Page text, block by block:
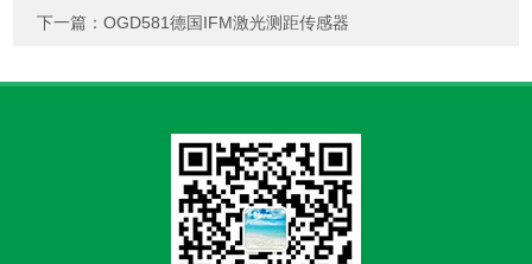
下一篇：OGD581德国IFM激光测距传感器